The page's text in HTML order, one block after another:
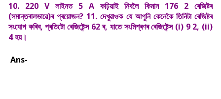
10. 220 V লাইনত 5 A কঢ়িয়াই নিবলৈ কিমান 176 2 ৰেজিষ্টৰ
(সমান্তৰালভাৱে)ৰ প্ৰয়োজন? 11. দেখুৱাওক যে আপুনি কেনেকৈ তিনিটা ৰেজিষ্টৰ
সংযোগ কৰিব, প্ৰতিটো ৰেজিষ্টেন্স 62 ৰ, যাতে সংমিশ্ৰণৰ ৰেজিষ্টেন্স (i) 9 2, (ii)
4 হয়।
Ans-